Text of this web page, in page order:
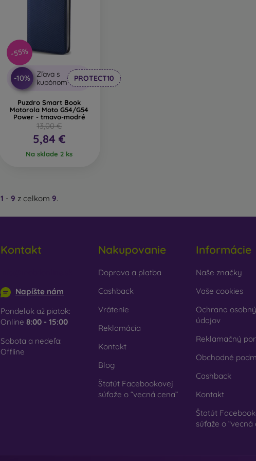
-55%
-10%
Zľava s
kupónom
PROTECT10
Puzdro Smart Book
Motorola Moto G54/G54
Power - tmavo-modré
13,00 €
5,84 €
Na sklade 2 ks
1 - 9 z celkom 9.
Kontakt
Napíšte nám
Pondelok až piatok:
Online 8:00 - 15:00
Sobota a nedeľa:
Offline
Nakupovanie
Doprava a platba
Cashback
Vrátenie
Reklamácia
Kontakt
Blog
Štatút Facebookovej
súťaže o “vecná cena”
Informácie
Naše značky
Vaše cookies
Ochrana
údajov
Reklamačný
Obchodné
Cashback
Kontakt
Štatút
súťaže o “vecná